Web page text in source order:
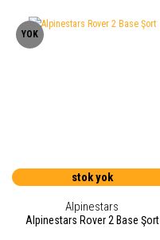
YOK
stok yok
Alpinestars
Alpinestars Rover 2 Base Şort